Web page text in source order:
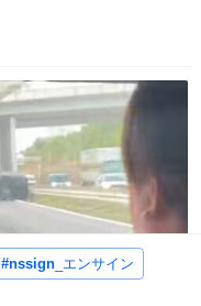
#nssign _エンサイン